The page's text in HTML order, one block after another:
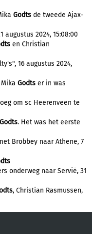
Godts de tweede Ajax-
augustus 2024, 15:08:00
en Christian
16 augustus 2024,
Godts er in was
om sc Heerenveen te
Godts. Het was het eerste
Brobbey naar Athene, 7
onderweg naar Servië, 31
, Christian Rasmussen,